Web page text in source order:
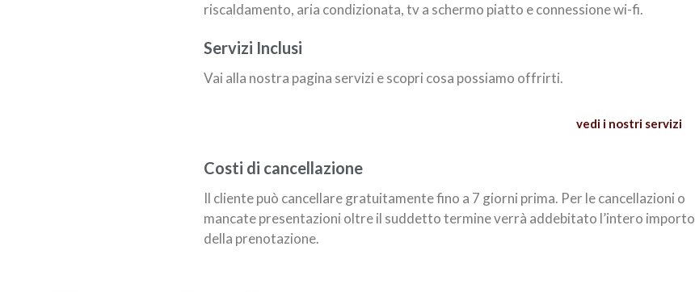
riscaldamento, aria condizionata, tv a schermo piatto e connessione wi-fi.
Servizi Inclusi
Vai alla nostra pagina servizi e scopri cosa possiamo offrirti.
vedi i nostri servizi
Costi di cancellazione
Il cliente può cancellare gratuitamente fino a 7 giorni prima. Per le cancellazioni o
mancate presentazioni oltre il suddetto termine verrà addebitato l’intero importo
della prenotazione.